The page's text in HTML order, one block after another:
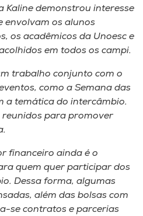
Kaline demonstrou interesse
envolvam os alunos
os acadêmicos da Unoesc e
em todos os campi.
trabalho conjunto com o
como a Semana das
a temática do intercâmbio.
reunidos para promover
financeiro ainda é o
quem quer participar dos
Dessa forma, algumas
além das bolsas com
se contratos e parcerias